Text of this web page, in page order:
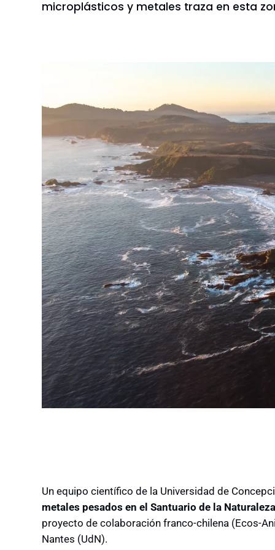
microplásticos y metales traza en esta
Un equipo científico de la Universidad de
metales pesados en el Santuario de la
proyecto de colaboración franco-chilena (Ecos-
Nantes (UdN).